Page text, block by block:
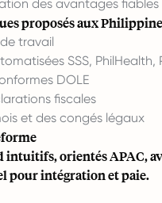
des avantages fiables
proposés aux
travail
SSS, PhilHealth,
DOLE
fiscales
et des congés légaux
intuitifs, orientés APAC,
pour intégration et paie.